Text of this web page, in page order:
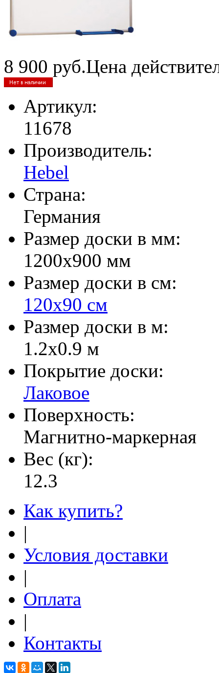
8 900 руб.Цена
Артикул:
11678
Производитель:
Hebel
Страна:
Германия
Размер доски в мм:
1200х900 мм
Размер доски в см:
120х90 см
Размер доски в м:
1.2х0.9 м
Покрытие доски:
Лаковое
Поверхность:
Магнитно-маркерная
Вес (кг):
12.3
Как купить?
|
Условия доставки
|
Оплата
|
Контакты